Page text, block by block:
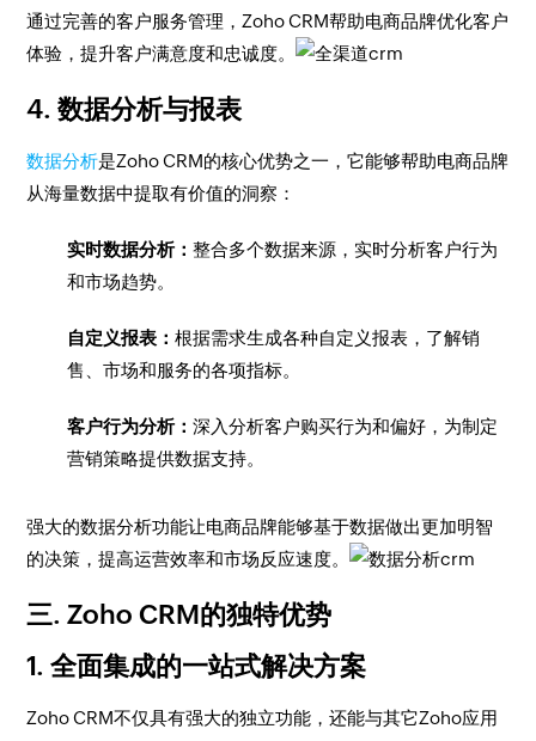
通过完善的客户服务管理，Zoho CRM帮助电商品牌优化客户
体验，提升客户满意度和忠诚度。
4. 数据分析与报表
数据分析是Zoho CRM的核心优势之一，它能够帮助电商品牌
从海量数据中提取有价值的洞察：
实时数据分析：整合多个数据来源，实时分析客户行为
和市场趋势。
自定义报表：根据需求生成各种自定义报表，了解销
售、市场和服务的各项指标。
客户行为分析：深入分析客户购买行为和偏好，为制定
营销策略提供数据支持。
强大的数据分析功能让电商品牌能够基于数据做出更加明智
的决策，提高运营效率和市场反应速度。
三. Zoho CRM的独特优势
1. 全面集成的一站式解决方案
Zoho CRM不仅具有强大的独立功能，还能与其它Zoho应用